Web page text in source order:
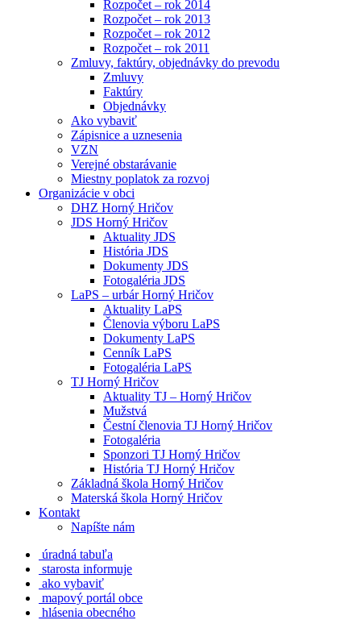
Rozpočet – rok 2014
Rozpočet – rok 2013
Rozpočet – rok 2012
Rozpočet – rok 2011
Zmluvy, faktúry, objednávky do prevodu
Zmluvy
Faktúry
Objednávky
Ako vybaviť
Zápisnice a uznesenia
VZN
Verejné obstarávanie
Miestny poplatok za rozvoj
Organizácie v obci
DHZ Horný Hričov
JDS Horný Hričov
Aktuality JDS
História JDS
Dokumenty JDS
Fotogaléria JDS
LaPS – urbár Horný Hričov
Aktuality LaPS
Členovia výboru LaPS
Dokumenty LaPS
Cenník LaPS
Fotogaléria LaPS
TJ Horný Hričov
Aktuality TJ – Horný Hričov
Mužstvá
Čestní členovia TJ Horný Hričov
Fotogaléria
Sponzori TJ Horný Hričov
História TJ Horný Hričov
Základná škola Horný Hričov
Materská škola Horný Hričov
Kontakt
Napíšte nám
úradná tabuľa
starosta informuje
ako vybaviť
mapový portál obce
hlásenia obecného